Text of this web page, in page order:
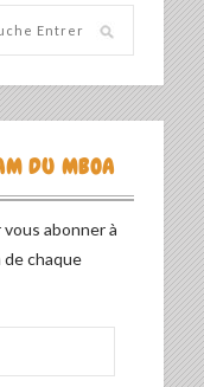
DU MBOA
abonner à
chaque